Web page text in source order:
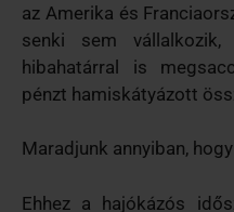
az Amerika és
senki sem
hibahatárral is
pénzt hamiskátyázott
Maradjunk annyiban,
Ehhez a hajókázós